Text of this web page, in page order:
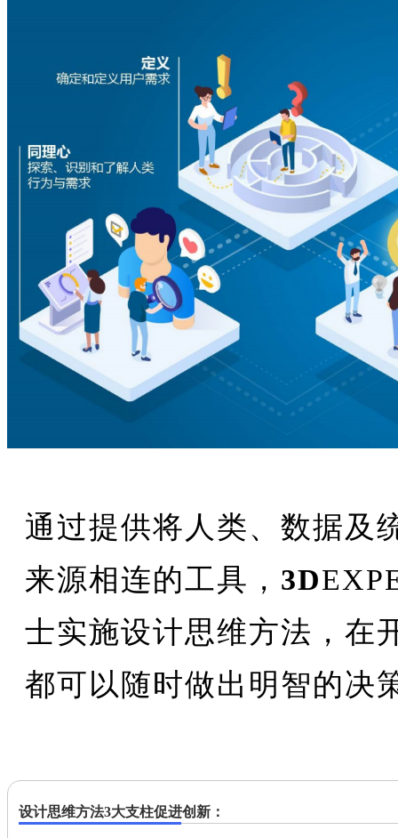
通过提供将人类、数据及
来源相连的工具， 3D
士实施设计思维方法，在
都可以随时做出明智的决
设计思维方法3大支柱促进创新：